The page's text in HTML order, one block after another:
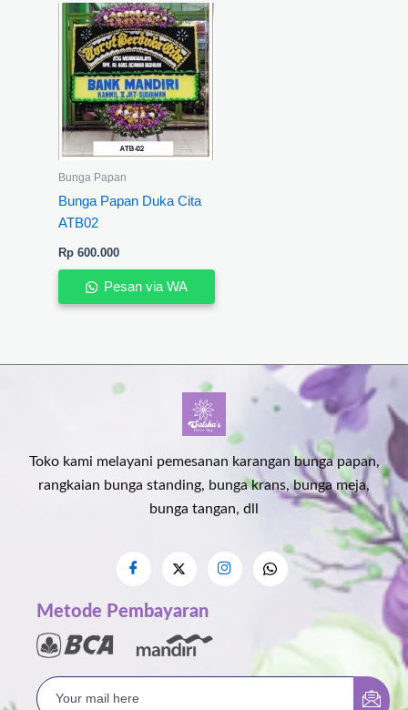
Bunga Papan
Bunga Papan Duka Cita
ATB02
Rp600.000
Pesan via WA
Toko kami melayani pemesanan karangan bunga papan,
rangkaian bunga standing, bunga krans, bunga meja,
bunga tangan, dll
Metode Pembayaran